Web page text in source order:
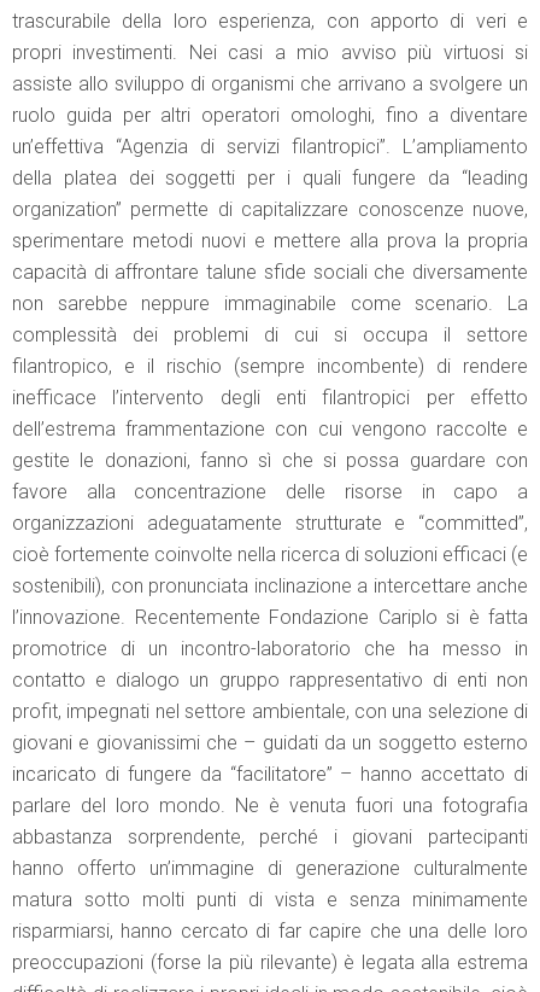
trascurabile della loro esperienza, con apporto di veri e
propri investimenti. Nei casi a mio avviso più virtuosi si
assiste allo sviluppo di organismi che arrivano a svolgere un
ruolo guida per altri operatori omologhi, fino a diventare
un’effettiva “Agenzia di servizi filantropici”. L’ampliamento
della platea dei soggetti per i quali fungere da “leading
organization” permette di capitalizzare conoscenze nuove,
sperimentare metodi nuovi e mettere alla prova la propria
capacità di affrontare talune sfide sociali che diversamente
non sarebbe neppure immaginabile come scenario. La
complessità dei problemi di cui si occupa il settore
filantropico, e il rischio (sempre incombente) di rendere
inefficace l’intervento degli enti filantropici per effetto
dell’estrema frammentazione con cui vengono raccolte e
gestite le donazioni, fanno sì che si possa guardare con
favore alla concentrazione delle risorse in capo a
organizzazioni adeguatamente strutturate e “committed”,
cioè fortemente coinvolte nella ricerca di soluzioni efficaci (e
sostenibili), con pronunciata inclinazione a intercettare anche
l’innovazione. Recentemente Fondazione Cariplo si è fatta
promotrice di un incontro-laboratorio che ha messo in
contatto e dialogo un gruppo rappresentativo di enti non
profit, impegnati nel settore ambientale, con una selezione di
giovani e giovanissimi che – guidati da un soggetto esterno
incaricato di fungere da “facilitatore” – hanno accettato di
parlare del loro mondo. Ne è venuta fuori una fotografia
abbastanza sorprendente, perché i giovani partecipanti
hanno offerto un’immagine di generazione culturalmente
matura sotto molti punti di vista e senza minimamente
risparmiarsi, hanno cercato di far capire che una delle loro
preoccupazioni (forse la più rilevante) è legata alla estrema